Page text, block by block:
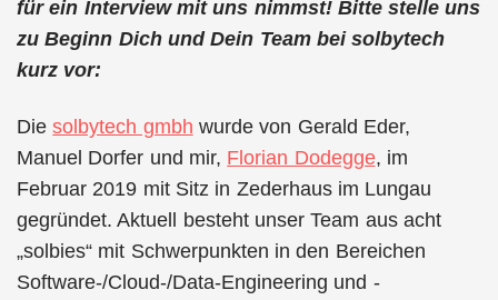
für ein Interview mit uns nimmst! Bitte stelle uns
zu Beginn Dich und Dein Team bei solbytech
kurz vor:
Diesolbytech gmbh wurde von Gerald Eder,
Manuel Dorfer und mir, Florian Dodegge, im
Februar 2019 mit Sitz in Zederhaus im Lungau
gegründet. Aktuell besteht unser Team aus acht
„solbies“ mit Schwerpunkten in den Bereichen
Software-/Cloud-/Data-Engineering und -